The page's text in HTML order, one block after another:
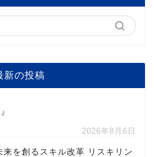
新の投稿
2026年8月6日
来を創るスキル改革 リスキリン